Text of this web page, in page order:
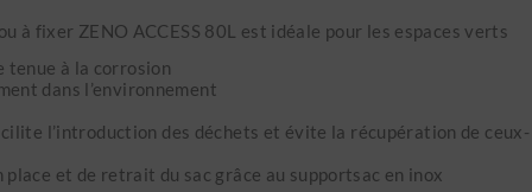
à fixer ZENO ACCESS 80L est idéale pour les espaces verts
tenue à la corrosion
dans l’environnement
l’introduction des déchets et évite la récupération de ceux-
place et de retrait du sac grâce au supportsac en inox